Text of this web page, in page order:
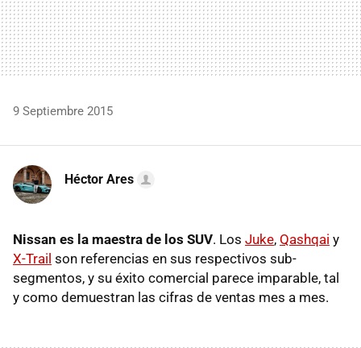
9 Septiembre 2015
Héctor Ares
Nissan es la maestra de los SUV. Los Juke, Qashqai y
X-Trail son referencias en sus respectivos sub-
segmentos, y su éxito comercial parece imparable, tal
y como demuestran las cifras de ventas mes a mes.